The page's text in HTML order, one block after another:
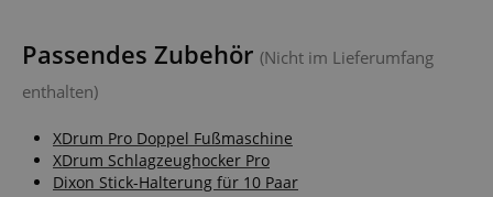
Passendes Zubehör (Nicht im Lieferumfang
enthalten)
XDrum Pro Doppel Fußmaschine
XDrum Schlagzeughocker Pro
Dixon Stick-Halterung für 10 Paar